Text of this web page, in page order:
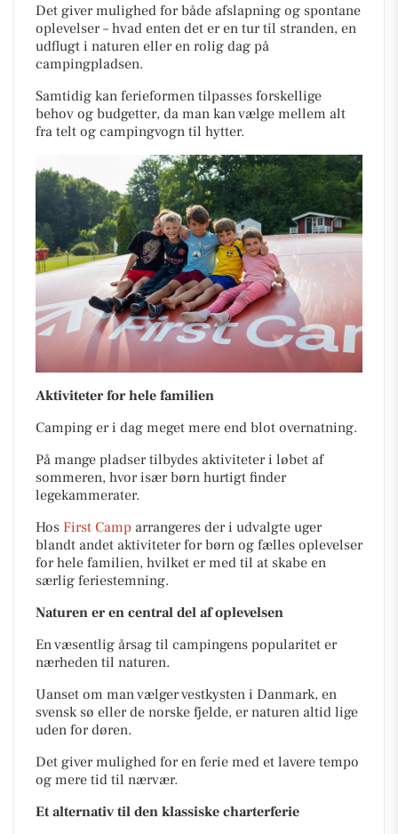
Det giver mulighed for både afslapning og spontane
oplevelser – hvad enten det er en tur til stranden, en
udflugt i naturen eller en rolig dag på
campingpladsen.
Samtidig kan ferieformen tilpasses forskellige
behov og budgetter, da man kan vælge mellem alt
fra telt og campingvogn til hytter.
Aktiviteter for hele familien
Camping er i dag meget mere end blot overnatning.
På mange pladser tilbydes aktiviteter i løbet af
sommeren, hvor især børn hurtigt finder
legekammerater.
Hos First Camp arrangeres der i udvalgte uger
blandt andet aktiviteter for børn og fælles oplevelser
for hele familien, hvilket er med til at skabe en
særlig feriestemning.
Naturen er en central del af oplevelsen
En væsentlig årsag til campingens popularitet er
nærheden til naturen.
Uanset om man vælger vestkysten i Danmark, en
svensk sø eller de norske fjelde, er naturen altid lige
uden for døren.
Det giver mulighed for en ferie med et lavere tempo
og mere tid til nærvær.
Et alternativ til den klassiske charterferie